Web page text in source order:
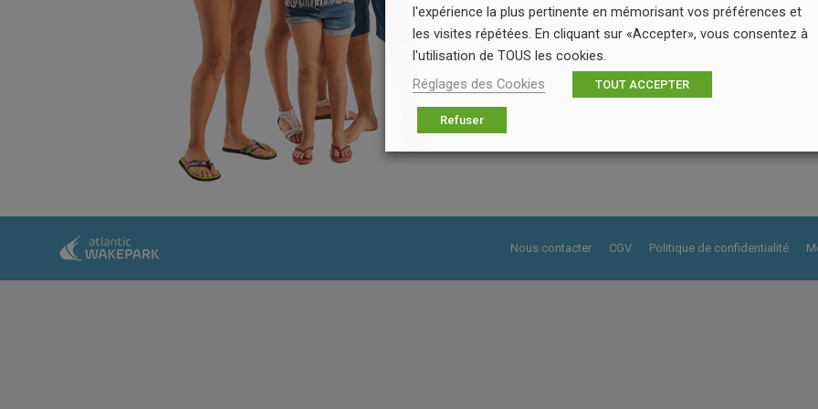
Nous contacter CGV Politique de confidentialité
l'expérience la plus pertinente en mémorisant vos préférences et
les visites répétées. En cliquant sur «Accepter», vous consentez à
l'utilisation de TOUS les cookies.
Réglages des Cookies
TOUT ACCEPTER
Refuser